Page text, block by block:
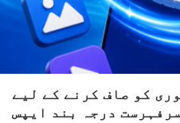
کو صاف کرنے کے لیے
درجہ بند ایپس